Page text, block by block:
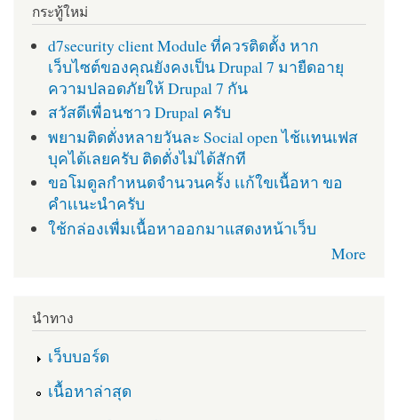
กระทู้ใหม่
d7security client Module ที่ควรติดตั้ง หาก
เว็บไซต์ของคุณยังคงเป็น Drupal 7 มายืดอายุ
ความปลอดภัยให้ Drupal 7 กัน
สวัสดีเพื่อนชาว Drupal ครับ
พยามติดตั่งหลายวันละ Social open ไช้เเทนเฟส
บุคได้เลยครับ ติดตั่งไม่ได้สักที
ขอโมดูลกำหนดจำนวนครั้ง เเก้ใขเนื้อหา ขอ
คำเเนะนำครับ
ใช้กล่องเพื่มเนื้อหาออกมาแสดงหน้าเว็บ
More
นำทาง
เว็บบอร์ด
เนื้อหาล่าสุด